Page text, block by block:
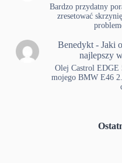
Bardzo przydatny
zresetować
Benedykt- Jaki
najlepszy
Olej Castrol EDGE
mojego BMW E46